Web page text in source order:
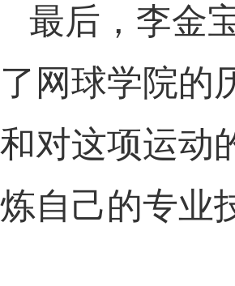
最后，李金
了网球学院的
和对这项运动
炼自己的专业